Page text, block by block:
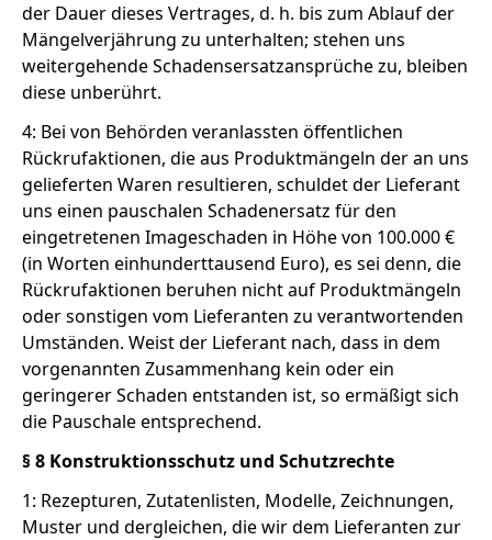
der Dauer dieses Vertrages, d. h. bis zum Ablauf der
Mängelverjährung zu unterhalten; stehen uns
weitergehende Schadensersatzansprüche zu, bleiben
diese unberührt.
4: Bei von Behörden veranlassten öffentlichen
Rückrufaktionen, die aus Produktmängeln der an uns
gelieferten Waren resultieren, schuldet der Lieferant
uns einen pauschalen Schadenersatz für den
eingetretenen Imageschaden in Höhe von 100.000 €
(in Worten einhunderttausend Euro), es sei denn, die
Rückrufaktionen beruhen nicht auf Produktmängeln
oder sonstigen vom Lieferanten zu verantwortenden
Umständen. Weist der Lieferant nach, dass in dem
vorgenannten Zusammenhang kein oder ein
geringerer Schaden entstanden ist, so ermäßigt sich
die Pauschale entsprechend.
§ 8 Konstruktionsschutz und Schutzrechte
1: Rezepturen, Zutatenlisten, Modelle, Zeichnungen,
Muster und dergleichen, die wir dem Lieferanten zur